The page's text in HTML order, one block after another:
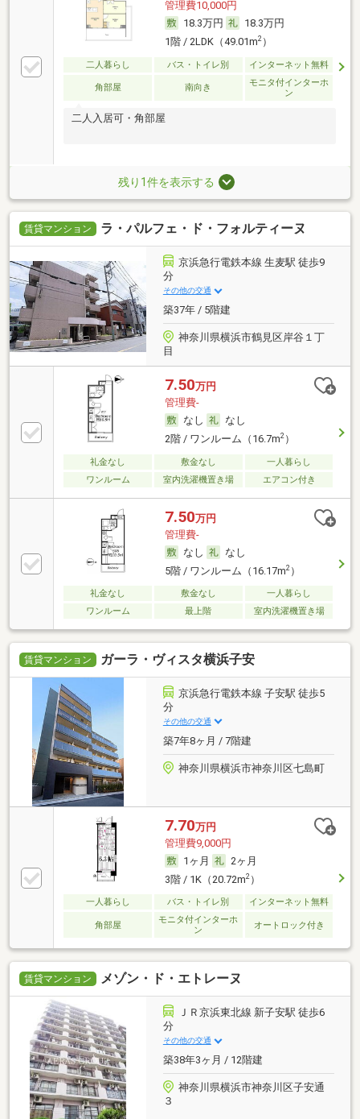
管理費10,000円
18.3万円
18.3万円
1階 / 2LDK（49.01m2）
二人暮らし バス・トイレ別 インターネット無料
角部屋 南向き
モニタ付インターホ
ン
二人入居可・角部屋
残り1件を表示する
賃貸マンション ラ・パルフェ・ド・フォルティーヌ
京浜急行電鉄本線 生麦駅 徒歩9
分
その他の交通
築37年 / 5階建
神奈川県横浜市鶴見区岸谷１丁
目
7.50万円
管理費-
なし
なし
2階 / ワンルーム（16.7m2）
礼金なし 敷金なし
一人暮らし
ワンルーム
室内洗濯機置き場 エアコン付き
7.50万円
管理費-
なし
なし
5階 / ワンルーム（16.17m2）
礼金なし 敷金なし
一人暮らし
ワンルーム
最上階 室内洗濯機置き場
賃貸マンション ガーラ・ヴィスタ横浜子安
京浜急行電鉄本線 子安駅 徒歩5
分
その他の交通
築7年8ヶ月 / 7階建
神奈川県横浜市神奈川区七島町
7.70万円
管理費9,000円
1ヶ月
2ヶ月
3階 / 1K（20.72m2）
一人暮らし バス・トイレ別 インターネット無料
角部屋
モニタ付インターホ
ン
オートロック付き
賃貸マンション メゾン・ド・エトレーヌ
ＪＲ京浜東北線 新子安駅 徒歩6
分
その他の交通
築38年3ヶ月 / 12階建
神奈川県横浜市神奈川区子安通
３